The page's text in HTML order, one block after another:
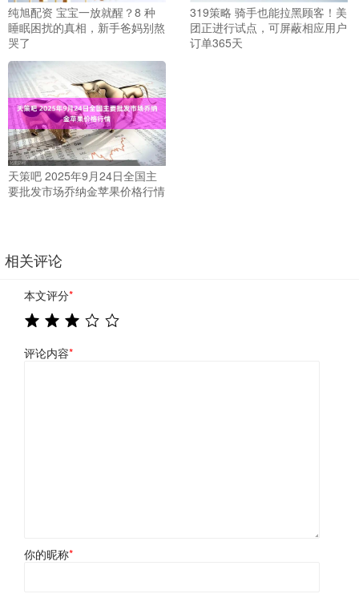
纯旭配资 宝宝一放就醒？8 种
睡眠困扰的真相，新手爸妈别熬
哭了
319策略 骑手也能拉黑顾客！美
团正进行试点，可屏蔽相应用户
订单365天
天策吧 2025年9月24日全国主
要批发市场乔纳金苹果价格行情
相关评论
本文评分*
评论内容*
你的昵称*